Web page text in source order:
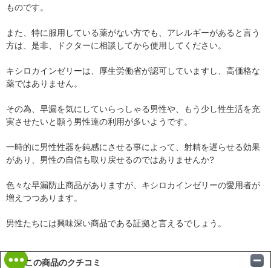
ものです。
また、特に服用している薬がない方でも、アレルギーがあると言う
方は、是非、ドクターに相談してから使用してください。
キシロカインゼリーは、厚生労働省が認可していますし、高価格な
薬ではありません。
その為、早漏を気にしていらっしゃる男性や、もう少し性生活を充
実させたいと願う男性達の利用が多いようです。
一時的に男性性器を鈍感にさせる事によって、射精を遅らせる効果
があり、男性の自信も取り戻せるのではありませんか?
色々な早漏防止商品がありますが、キシロカインゼリーの愛用者が
増えつつあります。
男性たちには興味深い商品である証拠と言えるでしょう。
この商品のクチコミ